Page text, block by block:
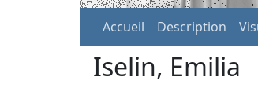
Accueil Description
Iselin, Emilia